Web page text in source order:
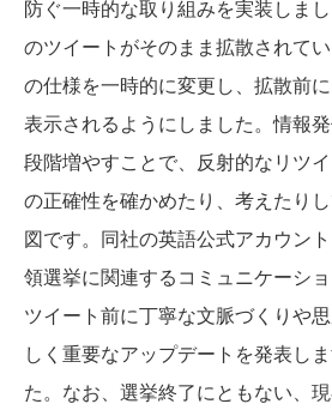
防ぐ一時的な取り組みを実装しま
のツイートがそのまま拡散されて
の仕様を一時的に変更し、拡散前
表示されるようにしました。情報
段階増やすことで、反射的なリツ
の正確性を確かめたり、考えたり
図です。同社の英語公式アカウン
領選挙に関連するコミュニケーショ
ツイート前に丁寧な文脈づくりや
しく重要なアップデートを発表し
た。なお、選挙終了にともない、